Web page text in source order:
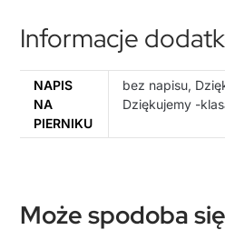
Informacje
NAPIS
NA
PIERNIKU
bez napisu,
Dziękujemy -
Może spodoba